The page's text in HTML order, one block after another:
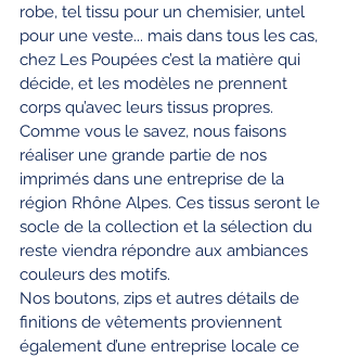
robe, tel tissu pour un chemisier, untel
pour une veste... mais dans tous les cas,
chez Les Poupées c’est la matière qui
décide, et les modèles ne prennent
corps qu’avec leurs tissus propres.
Comme vous le savez, nous faisons
réaliser une grande partie de nos
imprimés dans une entreprise de la
région Rhône Alpes. Ces tissus seront le
socle de la collection et la sélection du
reste viendra répondre aux ambiances
couleurs des motifs.
Nos boutons, zips et autres détails de
finitions de vêtements proviennent
également d’une entreprise locale ce